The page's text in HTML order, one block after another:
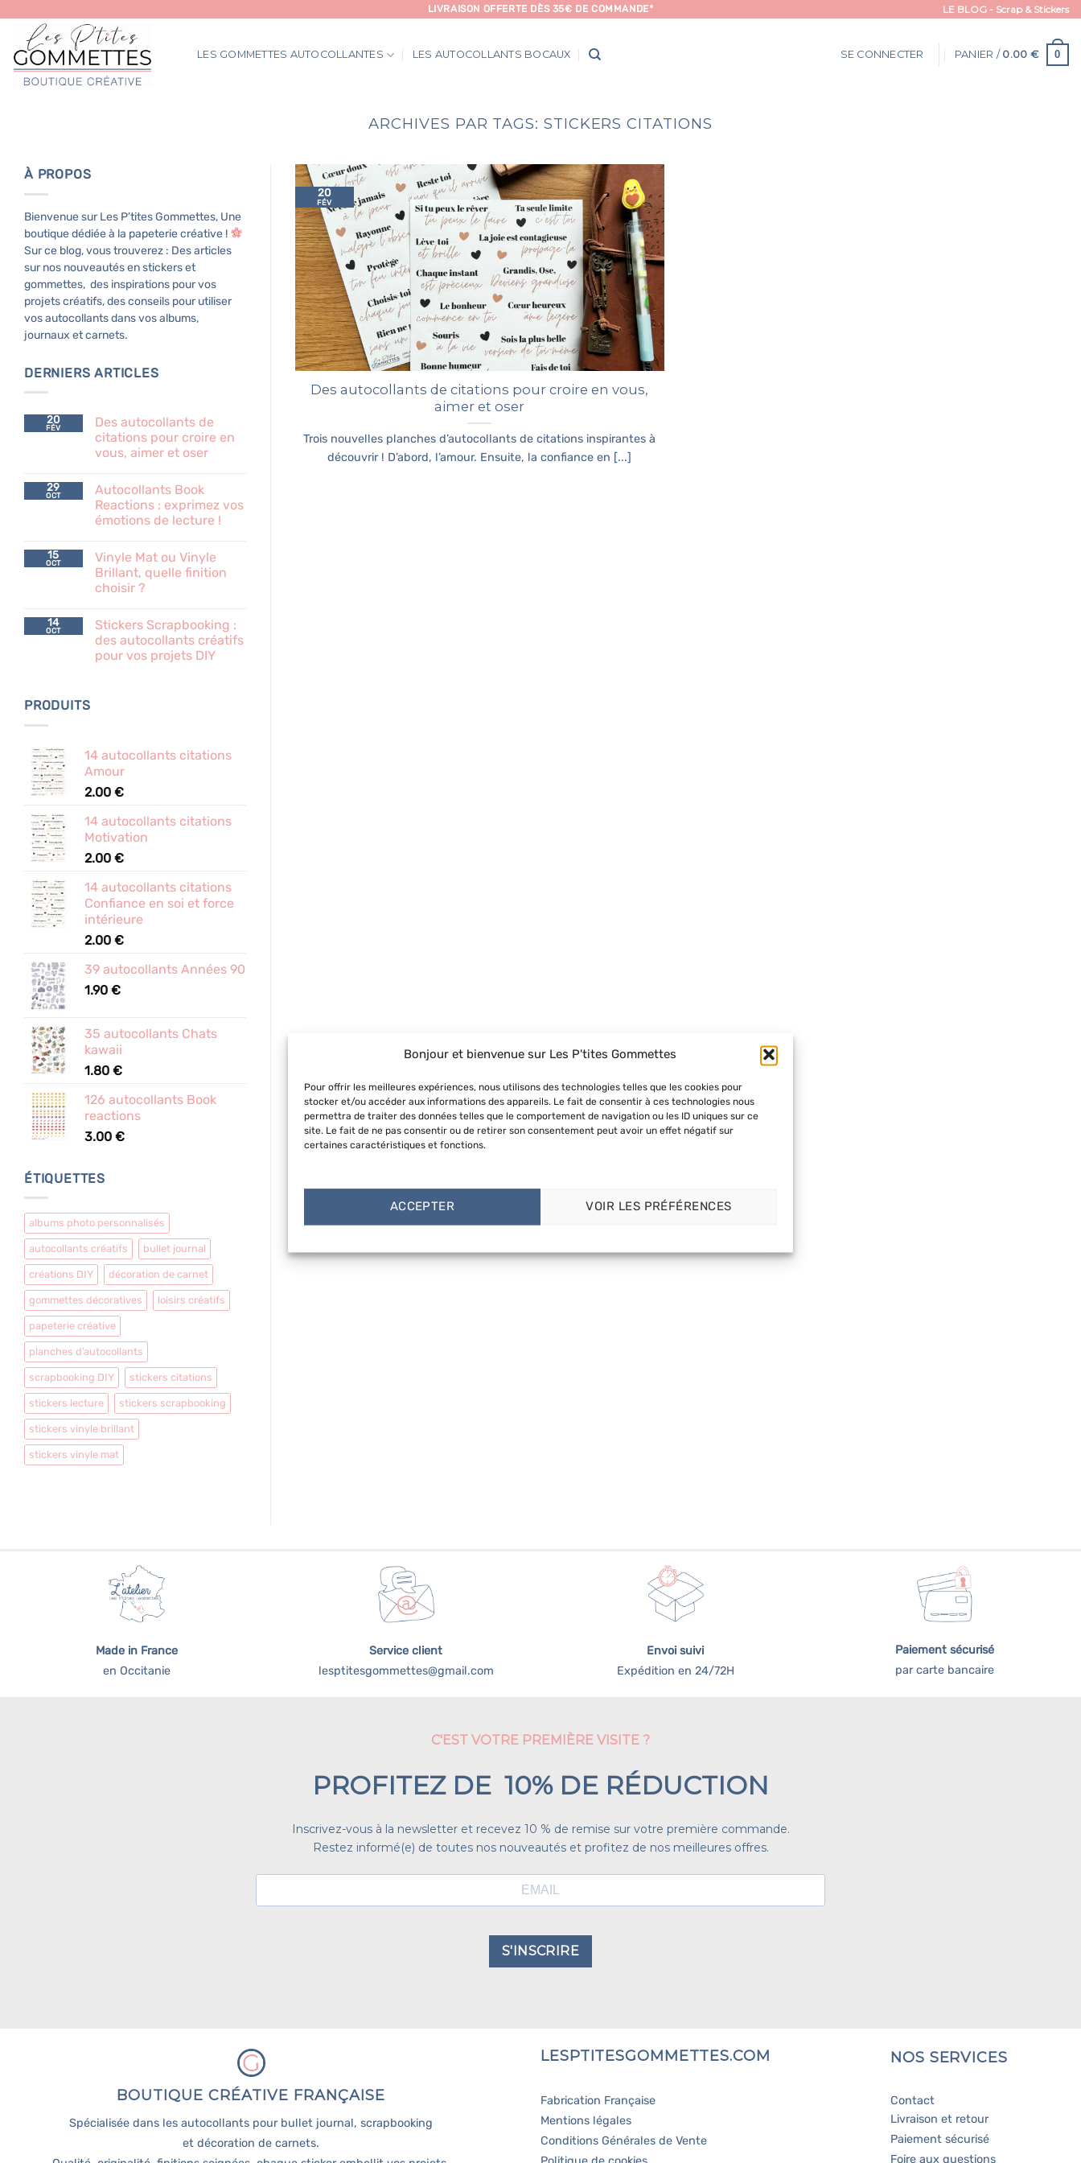
Bonjour et bienvenue sur Les P'tites Gommettes
Pour offrir les meilleures expériences, nous utilisons des technologies telles que les cookies pour
stocker et/ou accéder aux informations des appareils. Le fait de consentir à ces technologies nous
permettra de traiter des données telles que le comportement de navigation ou les ID uniques sur ce
site. Le fait de ne pas consentir ou de retirer son consentement peut avoir un effet négatif sur
certaines caractéristiques et fonctions.
ACCEPTER VOIR LES PRÉFÉRENCES
contenu
LIVRAISON OFFERTE DÈS 35€ DE COMMANDE* LE BLOG - Scrap & Stickers
LES GOMMETTES AUTOCOLLANTES LES AUTOCOLLANTS BOCAUX SE CONNECTER PANIER / 0.00 € 0
ARCHIVES PAR TAGS: STICKERS CITATIONS
À PROPOS
Bienvenue sur Les P’tites Gommettes, Une
boutique dédiée à la papeterie créative !
Sur ce blog, vous trouverez : Des articles
sur nos nouveautés en stickers et
gommettes, des inspirations pour vos
projets créatifs, des conseils pour utiliser
vos autocollants dans vos albums,
journaux et carnets.
DERNIERS ARTICLES
20
FÉV
Des autocollants de
citations pour croire en
vous, aimer et oser
29
OCT
Autocollants Book
Reactions : exprimez vos
émotions de lecture !
15
OCT
Vinyle Mat ou Vinyle
Brillant, quelle finition
choisir ?
14
OCT
Stickers Scrapbooking :
des autocollants créatifs
pour vos projets DIY
PRODUITS
14 autocollants citations
Amour
2.00 €
14 autocollants citations
Motivation
2.00 €
14 autocollants citations
Confiance en soi et force
intérieure
2.00 €
39 autocollants Années 90
1.90 €
35 autocollants Chats
kawaii
1.80 €
126 autocollants Book
reactions
3.00 €
ÉTIQUETTES
albums photo personnalisés
autocollants créatifs bullet journal
créations DIY décoration de carnet
gommettes décoratives loisirs créatifs
papeterie créative
planches d’autocollants
scrapbooking DIY stickers citations
stickers lecture stickers scrapbooking
stickers vinyle brillant
stickers vinyle mat
Des autocollants de citations pour croire en vous,
aimer et oser
Trois nouvelles planches d’autocollants de citations inspirantes à
découvrir ! D’abord, l’amour. Ensuite, la confiance en [...]
20
FÉV
Made in France
en Occitanie
Service client
lesptitesgommettes@gmail.com
Envoi suivi
Expédition en 24/72H
Paiement sécurisé
par carte bancaire
C'EST VOTRE PREMIÈRE VISITE ?
PROFITEZ DE 10% DE RÉDUCTION
Inscrivez-vous à la newsletter et recevez 10 % de remise sur votre première commande.
Restez informé(e) de toutes nos nouveautés et profitez de nos meilleures offres.
S'INSCRIRE
BOUTIQUE CRÉATIVE FRANÇAISE
Spécialisée dans les autocollants pour bullet journal, scrapbooking
et décoration de carnets.
LESPTITESGOMMETTES.COM
Fabrication Française
Mentions légales
Conditions Générales de Vente
NOS SERVICES
Contact
Livraison et retour
Paiement sécurisé
Foire aux questions